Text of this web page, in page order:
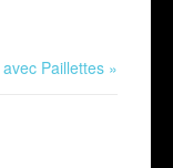
Paillettes »